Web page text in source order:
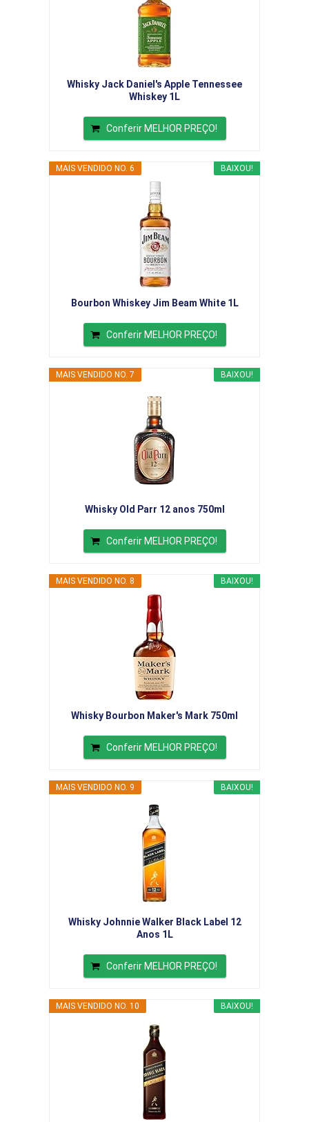
Whisky Jack Daniel's Apple Tennessee
Whiskey 1L
Conferir MELHOR PREÇO!
BAIXOU!
MAIS VENDIDO NO. 6
Bourbon Whiskey Jim Beam White 1L
Conferir MELHOR PREÇO!
BAIXOU!
MAIS VENDIDO NO. 7
Whisky Old Parr 12 anos 750ml
Conferir MELHOR PREÇO!
BAIXOU!
MAIS VENDIDO NO. 8
Whisky Bourbon Maker's Mark 750ml
Conferir MELHOR PREÇO!
BAIXOU!
MAIS VENDIDO NO. 9
Whisky Johnnie Walker Black Label 12
Anos 1L
Conferir MELHOR PREÇO!
BAIXOU!
MAIS VENDIDO NO. 10